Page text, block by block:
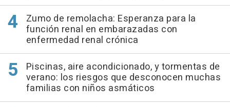
Zumo de remolacha: Esperanza para la
función renal en embarazadas con
enfermedad renal crónica
Piscinas, aire acondicionado, y tormentas de
verano: los riesgos que desconocen muchas
familias con niños asmáticos